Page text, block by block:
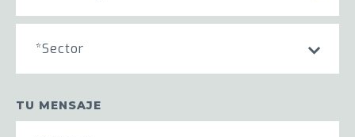
*Sector
TU MENSAJE